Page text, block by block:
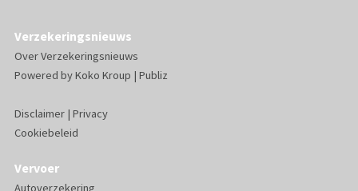
Verzekeringsnieuws
Over Verzekeringsnieuws
Powered byKoko Kroup | Publiz
Disclaimer| Privacy
Cookiebeleid
Vervoer
Autoverzekering